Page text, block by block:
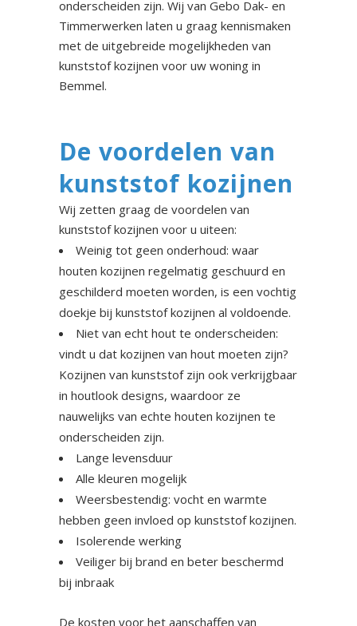
onderscheiden zijn. Wij van Gebo Dak- en
Timmerwerken laten u graag kennismaken
met de uitgebreide mogelijkheden van
kunststof kozijnen voor uw woning in
Bemmel.
De voordelen van
kunststof kozijnen
Wij zetten graag de voordelen van
kunststof kozijnen voor u uiteen:
Weinig tot geen onderhoud: waar
houten kozijnen regelmatig geschuurd en
geschilderd moeten worden, is een vochtig
doekje bij kunststof kozijnen al voldoende.
Niet van echt hout te onderscheiden:
vindt u dat kozijnen van hout moeten zijn?
Kozijnen van kunststof zijn ook verkrijgbaar
in houtlook designs, waardoor ze
nauwelijks van echte houten kozijnen te
onderscheiden zijn.
Lange levensduur
Alle kleuren mogelijk
Weersbestendig: vocht en warmte
hebben geen invloed op kunststof kozijnen.
Isolerende werking
Veiliger bij brand en beter beschermd
bij inbraak
De kosten voor het aanschaffen van